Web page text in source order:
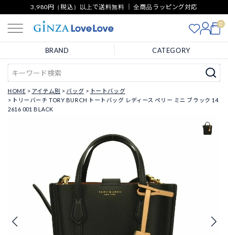
3,980円（税込）以上で送料無料 ｜ 全商品ラッピング対応
0
BRAND CATEGORY
HOME アイテム別 バッグ
トートバッグ
トリーバーチ TORY BURCH トートバッグ レディース ペリー ミニ ブラック 14
2616 001 BLACK